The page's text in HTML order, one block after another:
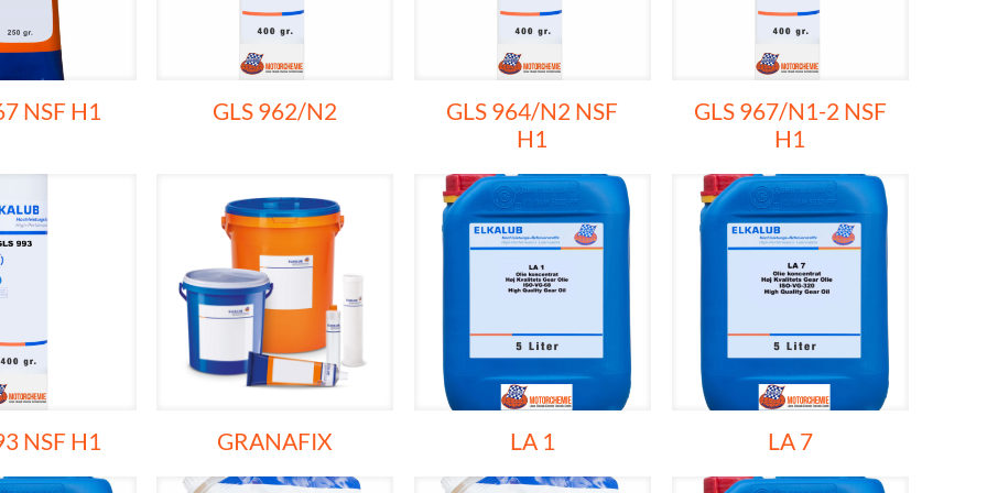
NSF H1 GLS 962/N2
GLS 964/N2 NSF
H1
GLS 967/N1-2 NSF
H1
NSF H1 GRANAFIX LA 1 LA 7